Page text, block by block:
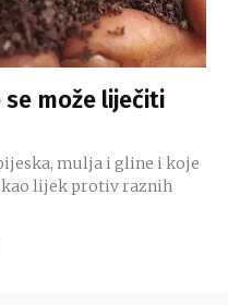
može liječiti
mulja i gline i koje
lijek protiv raznih